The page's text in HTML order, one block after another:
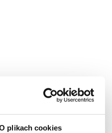
plikach cookies